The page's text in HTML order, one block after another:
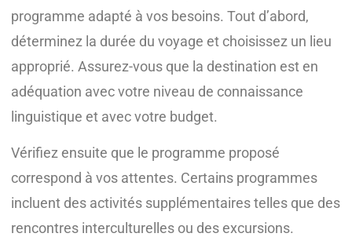
programme adapté à vos besoins. Tout d’abord,
déterminez la durée du voyage et choisissez un lieu
approprié. Assurez-vous que la destination est en
adéquation avec votre niveau de connaissance
linguistique et avec votre budget.
Vérifiez ensuite que le programme proposé
correspond à vos attentes. Certains programmes
incluent des activités supplémentaires telles que des
rencontres interculturelles ou des excursions.